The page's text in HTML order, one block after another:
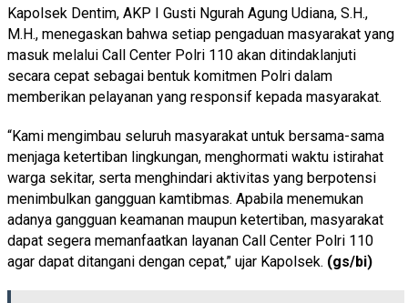
Kapolsek Dentim, AKP I Gusti Ngurah Agung Udiana, S.H.,
M.H., menegaskan bahwa setiap pengaduan masyarakat yang
masuk melalui Call Center Polri 110 akan ditindaklanjuti
secara cepat sebagai bentuk komitmen Polri dalam
memberikan pelayanan yang responsif kepada masyarakat.
“Kami mengimbau seluruh masyarakat untuk bersama-sama
menjaga ketertiban lingkungan, menghormati waktu istirahat
warga sekitar, serta menghindari aktivitas yang berpotensi
menimbulkan gangguan kamtibmas. Apabila menemukan
adanya gangguan keamanan maupun ketertiban, masyarakat
dapat segera memanfaatkan layanan Call Center Polri 110
agar dapat ditangani dengan cepat,” ujar Kapolsek. (gs/bi)